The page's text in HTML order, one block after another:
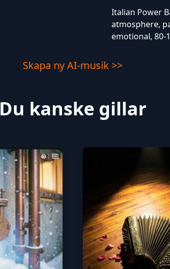
Italian Power
atmosphere,
emotional, 80-
Skapa ny AI-musik >>
Du kanske gillar